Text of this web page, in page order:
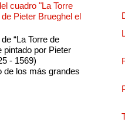
cuadro "La Torre
Pieter Brueghel el
“La Torre de
pintado por Pieter
- 1569)
de los más grandes